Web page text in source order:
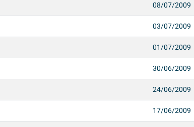
08/07/2009
03/07/2009
01/07/2009
30/06/2009
24/06/2009
17/06/2009